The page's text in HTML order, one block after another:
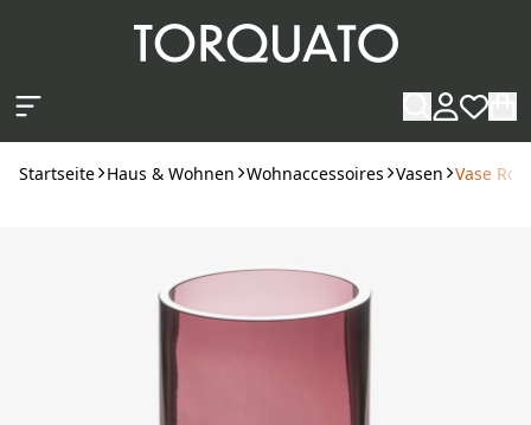
Startseite Haus & Wohnen Wohnaccessoires Vasen Vase